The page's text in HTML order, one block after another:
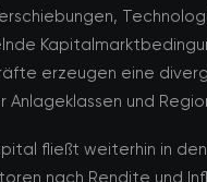
erzeugen eine
Anlageklassen und
fließt weiterhin in
nach Rendite und